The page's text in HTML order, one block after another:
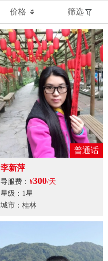
价格 筛选
普通话
李新萍
导服费： ¥300/天
星级：1星
城市：桂林